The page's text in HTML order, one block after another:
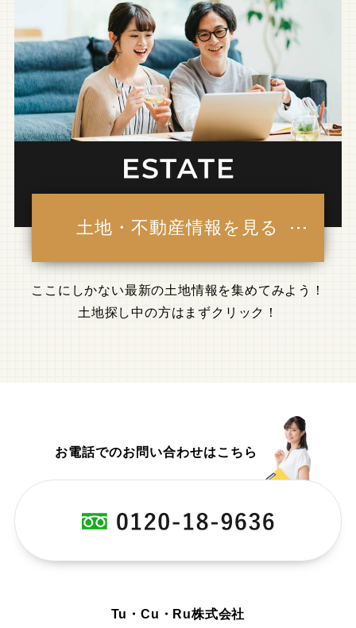
土地・不動産情報を見る
ここにしかない最新の土地情報を集めてみよう！
土地探し中の方はまずクリック！
お電話でのお問い合わせはこちら
Tu・Cu・Ru株式会社